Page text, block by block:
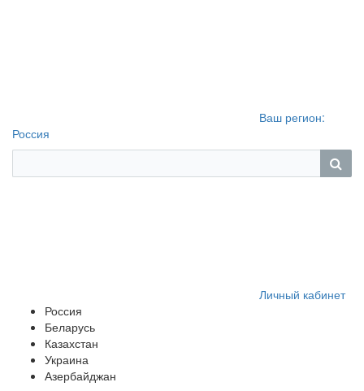
Ваш регион:
Россия
Личный кабинет
Россия
Беларусь
Казахстан
Украина
Азербайджан